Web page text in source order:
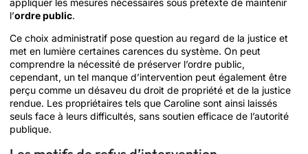
l’ordre public.
Ce choix administratif pose question au regard de la justice et
met en lumière certaines carences du système. On peut
comprendre la nécessité de préserver l’ordre public,
cependant, un tel manque d’intervention peut également être
perçu comme un désaveu du droit de propriété et de la justice
rendue. Les propriétaires tels que Caroline sont ainsi laissés
seuls face à leurs difficultés, sans soutien efficace de l’autorité
publique.